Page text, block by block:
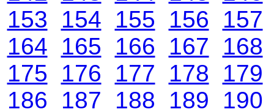
153
154 155 156
157
164
165 166 167
168
175
176 177 178
179
186
187 188 189
190